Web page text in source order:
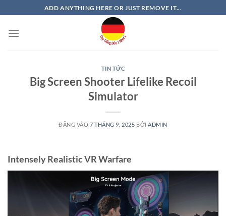
qua
nội
ADD ANYTHING HERE OR JUST REMOVE IT...
TIN TỨC
Big Screen Shooter Lifelike Recoil
Simulator
ĐĂNG VÀO 7 THÁNG 9, 2025 BỞI ADMIN
Intensely Realistic VR Warfare